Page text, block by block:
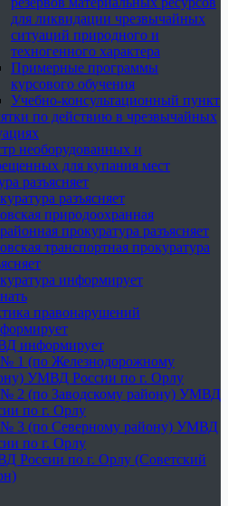
для ликвидации чрезвычайных
ситуаций природного и
техногенного характера
Примерные программы
курсового обучения
Учебно-консультационный пункт
по действию в чрезвычайных
необорудованных и
для купания мест
разъясняет
разъясняет
природоохранная
прокуратура разъясняет
транспортная прокуратура
информирует
правонарушений
информирует
1 (по Железнодорожному
УМВД России по г. Орлу
2 (по Заводскому району) УМВД
по г. Орлу
3 (по Северному району) УМВД
по г. Орлу
России по г. Орлу (Советский